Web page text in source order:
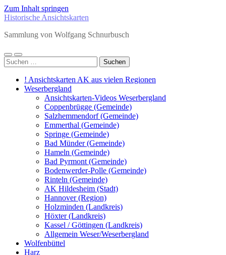
Zum Inhalt springen
Historische Ansichtskarten
Sammlung von Wolfgang Schnurbusch
Mobile-
Menü
Suchfeld
ein-/ausblenden
Suchen
nach:
! Ansichtskarten AK aus vielen Regionen
Weserbergland
Ansichtskarten-Videos Weserbergland
Coppenbrügge (Gemeinde)
Salzhemmendorf (Gemeinde)
Emmerthal (Gemeinde)
Springe (Gemeinde)
Bad Münder (Gemeinde)
Hameln (Gemeinde)
Bad Pyrmont (Gemeinde)
Bodenwerder-Polle (Gemeinde)
Rinteln (Gemeinde)
AK Hildesheim (Stadt)
Hannover (Region)
Holzminden (Landkreis)
Höxter (Landkreis)
Kassel / Göttingen (Landkreis)
Allgemein Weser/Weserbergland
Wolfenbüttel
Harz